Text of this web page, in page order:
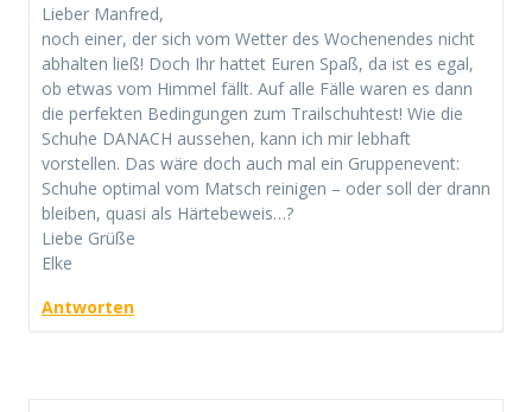
Lieber Manfred,
noch einer, der sich vom Wetter des Wochenendes nicht
abhalten ließ! Doch Ihr hattet Euren Spaß, da ist es egal,
ob etwas vom Himmel fällt. Auf alle Fälle waren es dann
die perfekten Bedingungen zum Trailschuhtest! Wie die
Schuhe DANACH aussehen, kann ich mir lebhaft
vorstellen. Das wäre doch auch mal ein Gruppenevent:
Schuhe optimal vom Matsch reinigen – oder soll der drann
bleiben, quasi als Härtebeweis…?
Liebe Grüße
Elke
Antworten